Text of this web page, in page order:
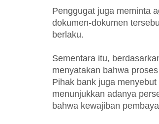
Penggugat juga meminta
dokumen-dokumen
berlaku.
Sementara itu,
menyatakan bahwa
Pihak bank juga
menunjukkan adanya
bahwa kewajiban